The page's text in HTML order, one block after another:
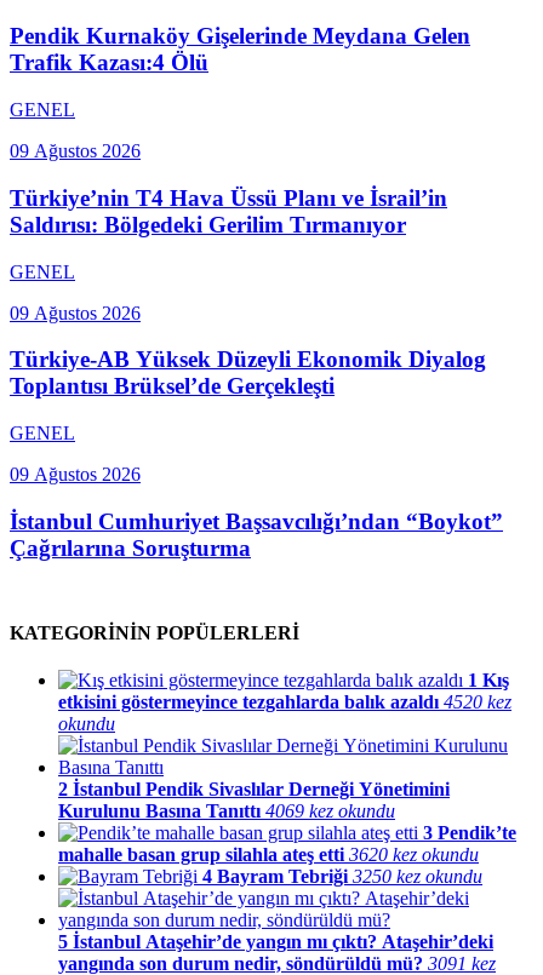
Pendik Kurnaköy Gişelerinde Meydana Gelen
Trafik Kazası:4 Ölü
GENEL
09 Ağustos 2026
Türkiye’nin T4 Hava Üssü Planı ve İsrail’in
Saldırısı: Bölgedeki Gerilim Tırmanıyor
GENEL
09 Ağustos 2026
Türkiye-AB Yüksek Düzeyli Ekonomik Diyalog
Toplantısı Brüksel’de Gerçekleşti
GENEL
09 Ağustos 2026
İstanbul Cumhuriyet Başsavcılığı’ndan “Boykot”
Çağrılarına Soruşturma
KATEGORİNİN POPÜLERLERİ
1 Kış
etkisini göstermeyince tezgahlarda balık azaldı 4520 kez
okundu
2 İstanbul Pendik Sivaslılar Derneği Yönetimini
Kurulunu Basına Tanıttı 4069 kez okundu
3 Pendik’te
mahalle basan grup silahla ateş etti 3620 kez okundu
4 Bayram Tebriği 3250 kez okundu
5 İstanbul Ataşehir’de yangın mı çıktı? Ataşehir’deki
yangında son durum nedir, söndürüldü mü? 3091 kez